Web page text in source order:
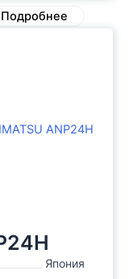
Подробнее
Япония